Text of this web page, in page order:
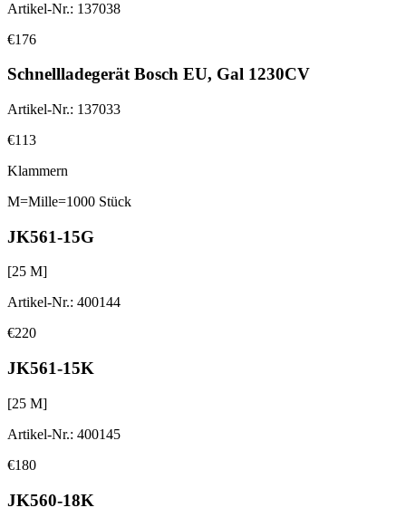
Artikel-Nr.: 137038
€176
Schnellladegerät Bosch EU, Gal 1230CV
Artikel-Nr.: 137033
€113
Klammern
M=Mille=1000 Stück
JK561-15G
[25 M]
Artikel-Nr.: 400144
€220
JK561-15K
[25 M]
Artikel-Nr.: 400145
€180
JK560-18K